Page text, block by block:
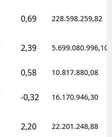
0,69 228.598.259,82
2,39 5.699.080.996,10
0,58 10.817.880,08
-0,32 16.170.946,30
2,20 22.201.248,88